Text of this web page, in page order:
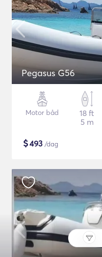
Pegasus G56
Motor båd
18 ft
5 m
$493 /dag